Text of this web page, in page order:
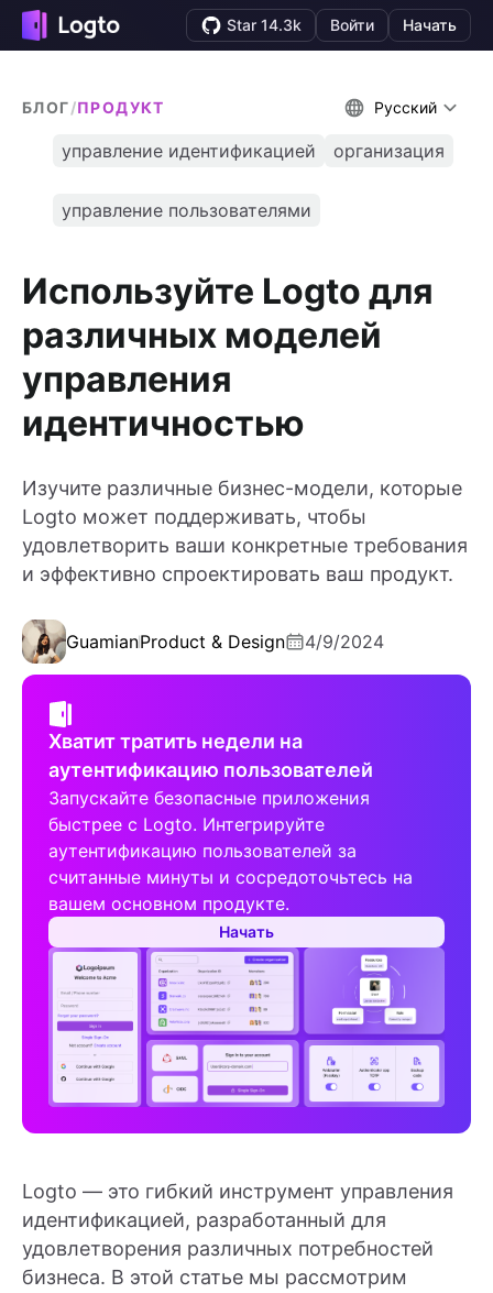
Star 14.3k Войти Начать
БЛОГ/ПРОДУКТ Русский
управление идентификацией организация
управление пользователями
Используйте Logto для
различных моделей
управления
идентичностью
Изучите различные бизнес-модели, которые
Logto может поддерживать, чтобы
удовлетворить ваши конкретные требования
и эффективно спроектировать ваш продукт.
GuamianProduct & Design 4/9/2024
Хватит тратить недели на
аутентификацию пользователей
Запускайте безопасные приложения
быстрее с Logto. Интегрируйте
аутентификацию пользователей за
считанные минуты и сосредоточьтесь на
вашем основном продукте.
Начать
Logto — это гибкий инструмент управления
идентификацией, разработанный для
удовлетворения различных потребностей
бизнеса. В этой статье мы рассмотрим